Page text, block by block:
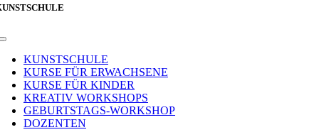
Toggle
NavigationKUNSTSCHULE
KURSE FÜR ERWACHSENE
KURSE FÜR KINDER
KREATIV WORKSHOPS
GEBURTSTAGS-WORKSHOP
DOZENTEN